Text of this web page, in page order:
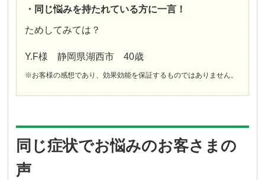
・同じ悩みを持たれている方に一言！
ためしてみては？
Y.F様 静岡県湖西市 40歳
※お客様の感想であり、効果効能を保証するものではありません。
同じ症状でお悩みのお客さまの
声